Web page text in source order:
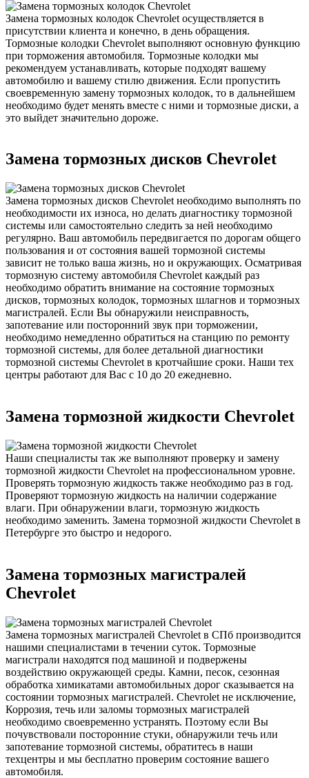
Замена тормозных колодок Chevrolet осуществляется в
присутствии клиента и конечно, в день обращения.
Тормозные колодки Chevrolet выполняют основную функцию
при торможения автомобиля. Тормозные колодки мы
рекомендуем устанавливать, которые подходят вашему
автомобилю и вашему стилю движения. Если пропустить
своевременную замену тормозных колодок, то в дальнейшем
необходимо будет менять вместе с ними и тормозные диски, а
это выйдет значительно дороже.
Замена тормозных дисков Chevrolet
Замена тормозных дисков Chevrolet необходимо выполнять по
необходимости их износа, но делать диагностику тормозной
системы или самостоятельно следить за ней необходимо
регулярно. Ваш автомобиль передвигается по дорогам общего
пользования и от состояния вашей тормозной системы
зависит не только ваша жизнь, но и окружающих. Осматривая
тормозную систему автомобиля Chevrolet каждый раз
необходимо обратить внимание на состояние тормозных
дисков, тормозных колодок, тормозных шлагнов и тормозных
магистралей. Если Вы обнаружили неисправность,
запотевание или посторонний звук при торможении,
необходимо немедленно обратиться на станцию по ремонту
тормозной системы, для более детальной диагностики
тормозной системы Chevrolet в кротчайшие сроки. Наши тех
центры работают для Вас с 10 до 20 ежедневно.
Замена тормозной жидкости Chevrolet
Наши специалисты так же выполняют проверку и замену
тормозной жидкости Chevrolet на профессиональном уровне.
Проверять тормозную жидкость также необходимо раз в год.
Проверяют тормозную жидкость на наличии содержание
влаги. При обнаружении влаги, тормозную жидкость
необходимо заменить. Замена тормозной жидкости Chevrolet в
Петербурге это быстро и недорого.
Замена тормозных магистралей
Chevrolet
Замена тормозных магистралей Chevrolet в СПб производится
нашими специалистами в течении суток. Тормозные
магистрали находятся под машиной и подвержены
воздействию окружающей среды. Камни, песок, сезонная
обработка химикатами автомобильных дорог сказывается на
состоянии тормозных магистралей. Chevrolet не исключение,
Коррозия, течь или заломы тормозных магистралей
необходимо своевременно устранять. Поэтому если Вы
почувствовали посторонние стуки, обнаружили течь или
запотевание тормозной системы, обратитесь в наши
техцентры и мы бесплатно проверим состояние вашего
автомобиля.